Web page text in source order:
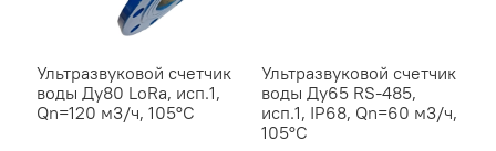
Ультразвуковой счетчик
воды Ду80 LoRa, исп.1,
Qn=120 м3/ч, 105°C
Ультразвуковой счетчик
воды Ду65 RS-485,
исп.1, IP68, Qn=60 м3/ч,
105°C